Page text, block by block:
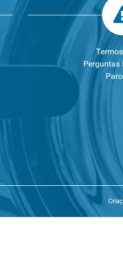
Perguntas